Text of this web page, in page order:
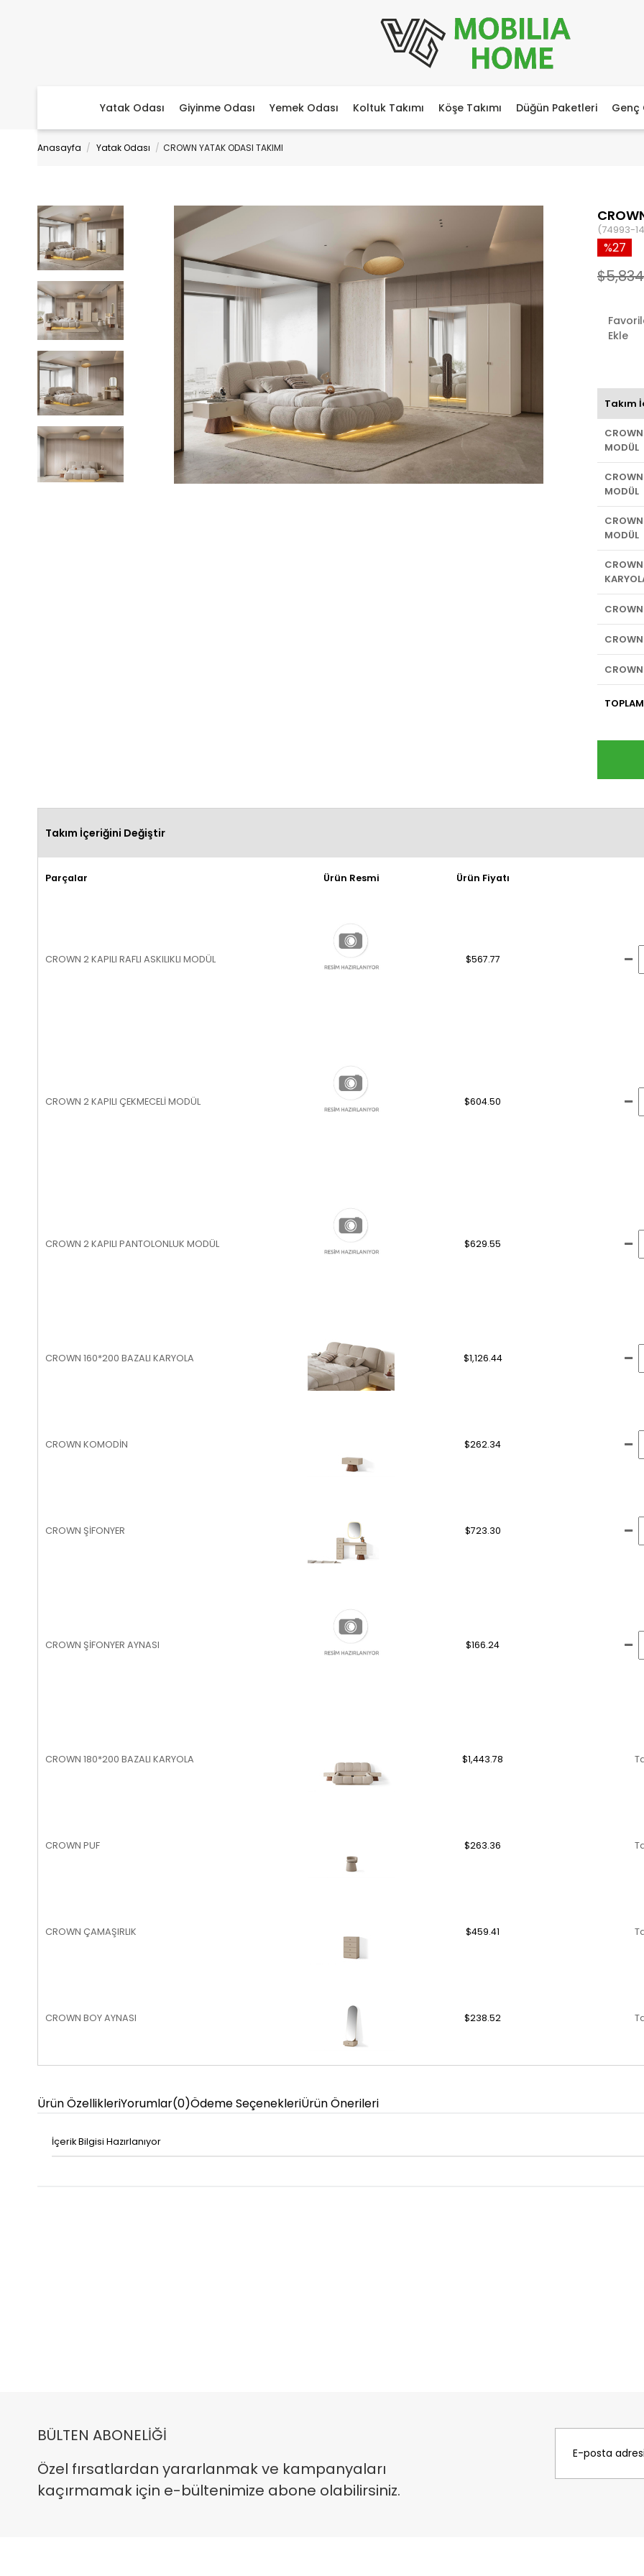
Yatak Odası Giyinme Odası Yemek Odası Koltuk Takımı Köşe Takımı Düğün Paketleri Genç
Anasayfa Yatak Odası CROWN YATAK ODASI TAKIMI
(74993-
27
Ekle
Takım
CROWN
MODÜL
MODÜL
MODÜL
CROWN
TOPLAM
Takım İçeriğini Değiştir
Parçalar Ürün Resmi Ürün Fiyatı
CROWN 2 KAPILI RAFLI ASKILIKLI MODÜL $567.77
CROWN 2 KAPILI ÇEKMECELİ MODÜL $604.50
CROWN 2 KAPILI PANTOLONLUK MODÜL $629.55
CROWN 160*200 BAZALI KARYOLA $1,126.44
CROWN KOMODİN $262.34
CROWN ŞİFONYER $723.30
CROWN ŞİFONYER AYNASI $166.24
CROWN 180*200 BAZALI KARYOLA $1,443.78
CROWN PUF $263.36
CROWN ÇAMAŞIRLIK $459.41
CROWN BOY AYNASI $238.52
Ürün ÖzellikleriYorumlar(0)Ödeme SeçenekleriÜrün Önerileri
İçerik Bilgisi Hazırlanıyor
BÜLTEN ABONELİĞİ
Özel fırsatlardan yararlanmak ve kampanyaları
kaçırmamak için e-bültenimize abone olabilirsiniz.